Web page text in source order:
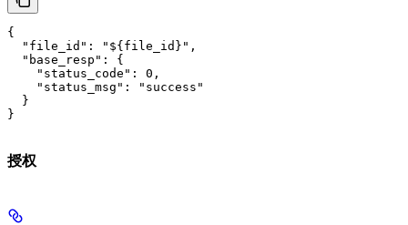
{
  "file_id": "${file_id}",
  "base_resp": {
    "status_code": 0,
    "status_msg": "success"
  }
}
授权